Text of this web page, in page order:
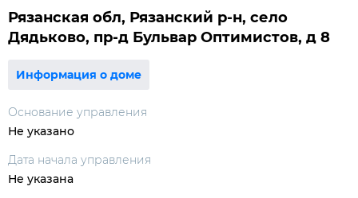
Рязанская обл, Рязанский р-н, село
Дядьково, пр-д Бульвар Оптимистов, д 8
Информация о доме
Основание управления
Не указано
Дата начала управления
Не указана